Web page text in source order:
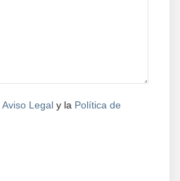
Aviso Legal y la Política de